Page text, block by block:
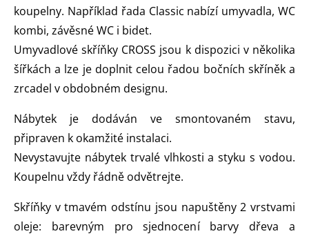
koupelny. Například řada Classic nabízí umyvadla, WC
kombi, závěsné WC i bidet.
Umyvadlové skříňky CROSS jsou k dispozici v několika
šířkách a lze je doplnit celou řadou bočních skříněk a
zrcadel v obdobném designu.
Nábytek je dodáván ve smontovaném stavu,
připraven k okamžité instalaci.
Nevystavujte nábytek trvalé vlhkosti a styku s vodou.
Koupelnu vždy řádně odvětrejte.
Skříňky v tmavém odstínu jsou napuštěny 2 vrstvami
oleje: barevným pro sjednocení barvy dřeva a